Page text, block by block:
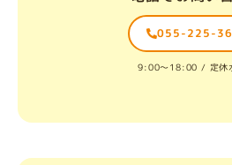
055-225-
9:00〜18:00 / 定休